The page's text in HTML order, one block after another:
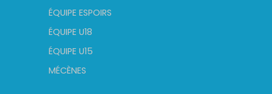
ÉQUIPE ESPOIRS
ÉQUIPE U18
ÉQUIPE U15
MÉCÈNES